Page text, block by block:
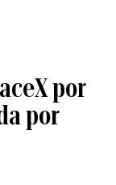
por
por